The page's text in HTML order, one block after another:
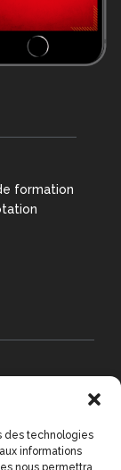
des technologies
informations
nous permettra
formation